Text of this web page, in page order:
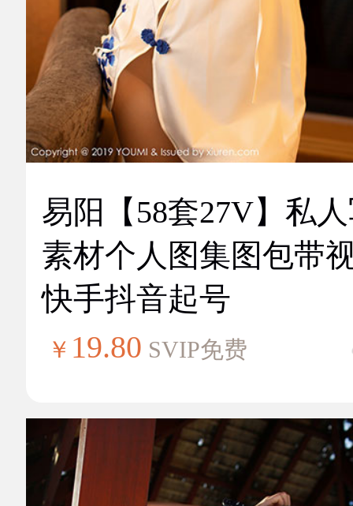
易阳【58套27V】私
素材个人图集图包带
快手抖音起号
￥ 19.80 SVIP免费